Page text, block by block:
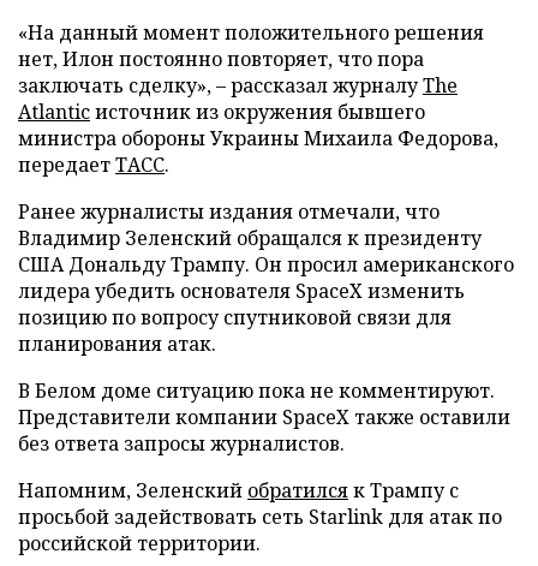
«На данный момент положительного решения
нет, Илон постоянно повторяет, что пора
заключать сделку», – рассказал журналуThe
Atlanticисточник из окружения бывшего
министра обороны Украины Михаила Федорова,
передаетТАСС.
Ранее журналисты издания отмечали, что
Владимир Зеленский обращался к президенту
США Дональду Трампу. Он просил американского
лидера убедить основателя SpaceX изменить
позицию по вопросу спутниковой связи для
планирования атак.
В Белом доме ситуацию пока не комментируют.
Представители компании SpaceX также оставили
без ответа запросы журналистов.
Напомним, Зеленский обратилсяк Трампу с
просьбой задействовать сеть Starlink для атак по
российской территории.